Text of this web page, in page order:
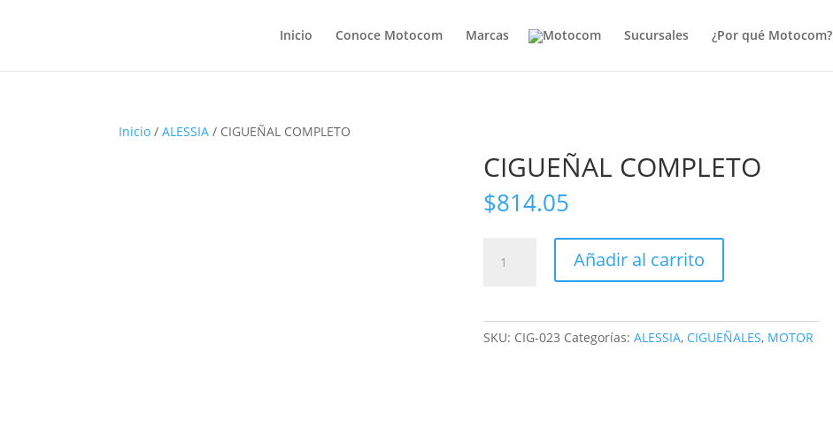
Inicio Conoce Motocom Marcas Sucursales ¿Por qué Motocom?
Inicio /ALESSIA / CIGUEÑAL COMPLETO
CIGUEÑAL COMPLETO
$814.05
COMPLETO
Añadir al carrito
SKU: CIG-023 Categorías:ALESSIA, CIGUEÑALES, MOTOR